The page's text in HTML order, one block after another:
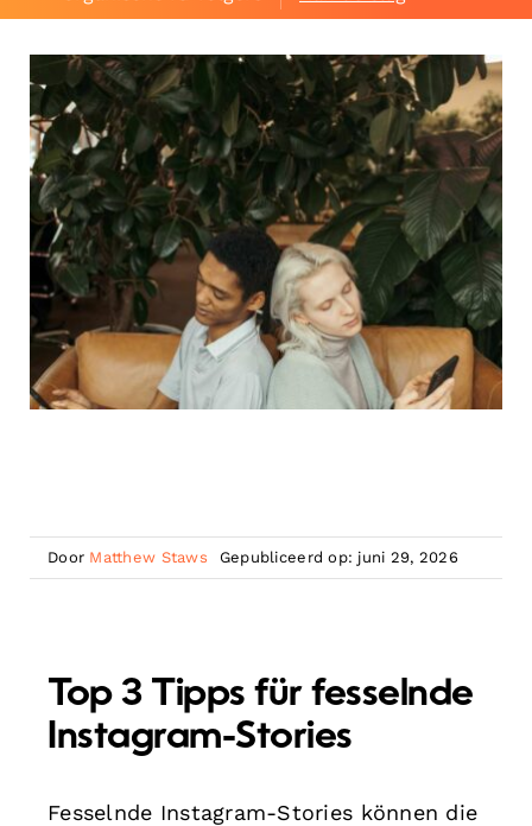
Door Matthew Staws Gepubliceerd op: juni 29, 2026
Top 3 Tipps für fesselnde
Instagram-Stories
Fesselnde Instagram-Stories können die